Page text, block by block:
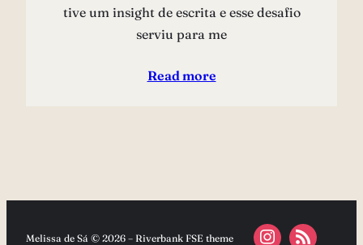
tive um insight de escrita e esse desafio
serviu para me
Read more
Melissa de Sá © 2026 – Riverbank FSE theme